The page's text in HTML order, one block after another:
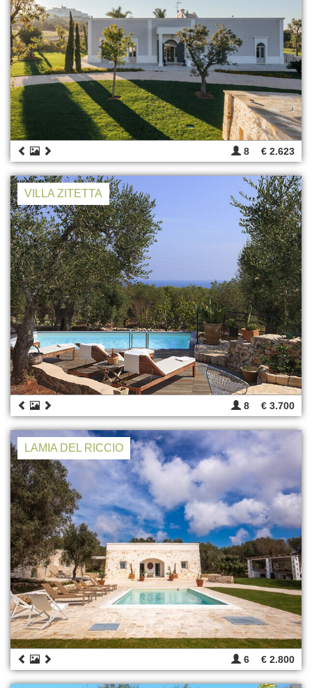
8 € 2.623
VILLA ZITETTA
8 € 3.700
LAMIA DEL RICCIO
6 € 2.800